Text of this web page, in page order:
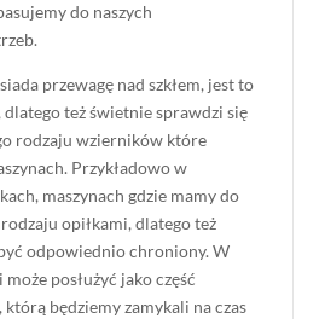
do naszych
przewagę nad szkłem, jest to
dlatego też świetnie sprawdzi się
rodzaju wzierników które
Przykładowo w
maszynach gdzie mamy do
opiłkami, dlatego też
odpowiednio chroniony. W
posłużyć jako część
będziemy zamykali na czas